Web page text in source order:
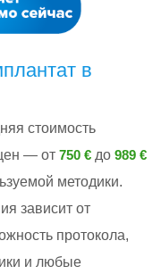
в
стоимость
— от 750 € до 989 €
методики.
зависит от
протокола,
и любые